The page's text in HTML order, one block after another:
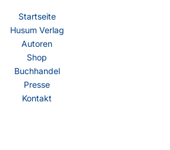
Startseite
Husum Verlag
Autoren
Shop
Buchhandel
Presse
Kontakt